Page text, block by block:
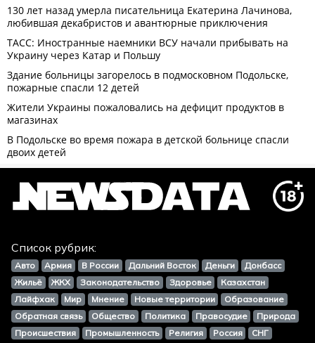
Список рубрик:
Авто Армия В России Дальний Восток Деньги
Донбасс
Жильё
ЖКХ Законодательство Здоровье
Казахстан
Лайфхак
Мир Мнение Новые территории
Образование
Обратная связь
Общество Политика Правосудие
Природа
Происшествия
Промышленность Религия Россия СНГ